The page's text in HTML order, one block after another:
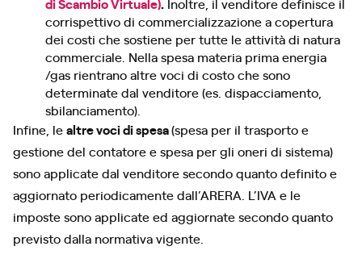
corrispettivo di commercializzazione a copertura
dei costi che sostiene per tutte le attività di natura
commerciale. Nella spesa materia prima energia
/gas rientrano altre voci di costo che sono
determinate dal venditore (es. dispacciamento,
sbilanciamento).
Infine, lealtre voci di spesa(spesa per il trasporto e
gestione del contatore e spesa per gli oneri di sistema)
sono applicate dal venditore secondo quanto definito e
aggiornato periodicamente dall’ARERA. L’IVA e le
imposte sono applicate ed aggiornate secondo quanto
previsto dalla normativa vigente.